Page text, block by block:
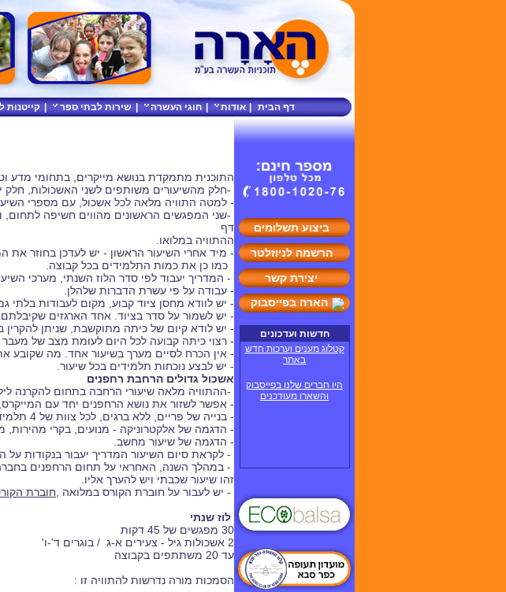
דף הבית אודות חוגי העשרה שירות לבתי ספר קייטנות
ביצוע תשלומים
הרשמה לניוזלטר
יצירת קשר
הארה בפייסבוק
חדשות ועדכונים
קטלוג מענים וערכות חדש
באתר
היו חברים שלנו בפייסבוק
והשארו מעודכנים
התוכנית מתמקדת בנושא מייקרים, בתחומי מדע
-חלק מהשיעורים משותפים לשני האשכולות, חלק
- למטה התוויה מלאה לכל אשכול, עם מספרי
-שני המפגשים הראשונים מהווים חשיפה
דף
ההתוויה במלואו.
- מיד אחרי השיעור הראשון - יש לעדכן בחוזר
כמו כן את כמות התלמידים בכל קבוצה.
- המדריך יעבוד לפי סדר הלוז השנתי, מערכי
- עבודה על פי עשרת הדברות שלהלן.
- יש לוודא מחסן ציוד קבוע, מקום לעבודות בלתי
- יש לשמור על סדר בציוד. אחד הארגזים
- יש לודא קיום של כיתה מתוקשבת, שניתן
- רצוי כיתה קבועה לכל היום לעומת מצב של מעבר
- אין הכרח לסיים מערך בשיעור אחד. מה שקובע
- יש לבצע נוכחות תלמידים בכל שיעור.
אשכול גדולים הרחבת רחפנים
-ההתוויה מלאה שיעורי הרחבה בתחום להקרנה
- אפשר לשזור את נושא הרחפנים יחד עם
- בנייה של פריים, ללא ברגים, לכל צוות של 4 תלמידים.
- הדגמה של אלקטרוניקה - מנועים, בקרי
- הדגמה של שיעור מחשב.
- לקראת סיום השיעור המדריך יעבור בנקודות
- במהלך השנה, האחראי על תחום הרחפנים
זהו שיעור שכבתי ויש להערך אליו.
- יש לעבור על חוברת הקורס במלואה
חוברת
לוז שנתי
30 מפגשים של 45 דקות
2 אשכולות גיל - צעירים א-ג / בוגרים ד'-ו'
עד 20 משתתפים בקבוצה
הסמכות מורה נדרשות להתוויה זו :